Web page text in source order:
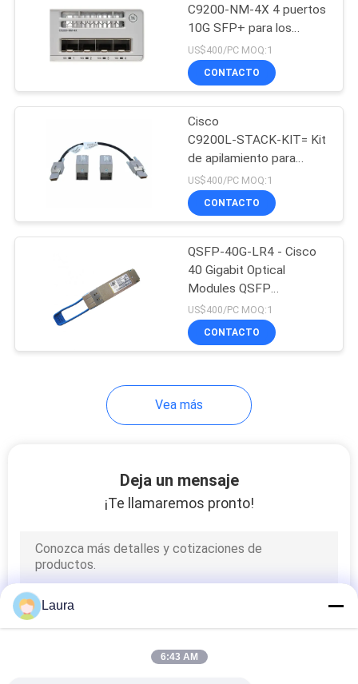
Teléfono de Cisco
IP
OSN de Huawei
189
de Cisco
Fuente de
alimentación de
Cisco
C9200-NM-4X 4 puertos
10G SFP+ para los
switches Catalyst 9200
US$400/PC MOQ:1
CONTACTO
Cisco
C9200L‑STACK‑KIT= Kit
de apilamiento para
conmutadores Catalyst
9200L
US$400/PC MOQ:1
CONTACTO
QSFP-40G-LR4 - Cisco
40 Gigabit Optical
Modules QSFP
40GBASE-LR4 OTN
Transceiver LC 10KM
US$400/PC MOQ:1
CONTACTO
Vea más
Deja un mensaje
¡Te llamaremos pronto!
Laura
6:43 AM